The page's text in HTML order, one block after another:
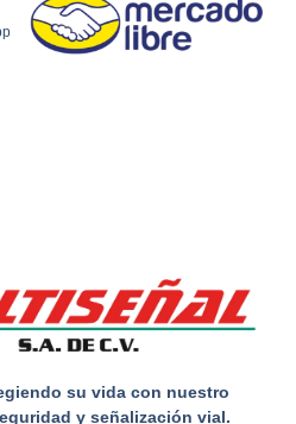
su vida con nuestro
y señalización vial.